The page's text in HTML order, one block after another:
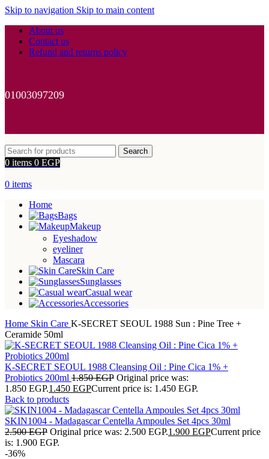
Skip to navigation Skip to main content
About us
Contact us
Refund and returns policy
01003097209
Search
0 items 0 EGP
0 items
Home
Bags
Makeup
Eyeshadow
eyeliner
Mascara
Skin Care
Sunglasses
Casual wear
Accessories
Home Skin Care K-SECRET SEOUL 1988 Sun : Pine Tree +
Ceramide 50ml
K-SECRET SEOUL 1988 Cleansing Oil : Pine Cica 1% +
Probiotics 200ml 1.850EGP Original price was:
1.850 EGP.1.450 EGPCurrent price is: 1.450 EGP.
Back to products
SKIN1004 - Madagascar Centella Ampoules Set 4pcs 30ml
2.500EGP Original price was: 2.500 EGP.1.900 EGPCurrent price
is: 1.900 EGP.
-36%